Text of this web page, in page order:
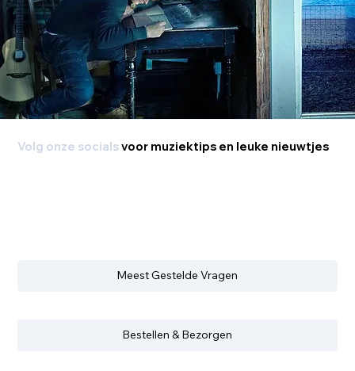
Volg onze socialsvoor muziektips en leuke nieuwtjes
Meest Gestelde Vragen
Bestellen & Bezorgen